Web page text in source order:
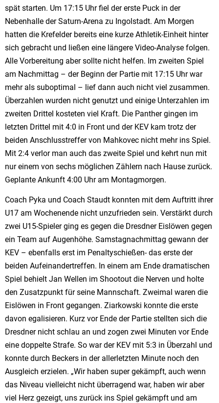
spät starten. Um 17:15 Uhr fiel der erste Puck in der
Nebenhalle der Saturn-Arena zu Ingolstadt. Am Morgen
hatten die Krefelder bereits eine kurze Athletik-Einheit hinter
sich gebracht und ließen eine längere Video-Analyse folgen.
Alle Vorbereitung aber sollte nicht helfen. Im zweiten Spiel
am Nachmittag – der Beginn der Partie mit 17:15 Uhr war
mehr als suboptimal – lief dann auch nicht viel zusammen.
Überzahlen wurden nicht genutzt und einige Unterzahlen im
zweiten Drittel kosteten viel Kraft. Die Panther gingen im
letzten Drittel mit 4:0 in Front und der KEV kam trotz der
beiden Anschlusstreffer von Mahkovec nicht mehr ins Spiel.
Mit 2:4 verlor man auch das zweite Spiel und kehrt nun mit
nur einem von sechs möglichen Zählern nach Hause zurück.
Geplante Ankunft 4:00 Uhr am Montagmorgen.
Coach Pyka und Coach Staudt konnten mit dem Auftritt ihrer
U17 am Wochenende nicht unzufrieden sein. Verstärkt durch
zwei U15-Spieler ging es gegen die Dresdner Eislöwen gegen
ein Team auf Augenhöhe. Samstagnachmittag gewann der
KEV – ebenfalls erst im Penaltyschießen- das erste der
beiden Aufeinandertreffen. In einem am Ende dramatischen
Spiel behielt Jan Wellen im Shootout die Nerven und holte
den Zusatzpunkt für seine Mannschaft. Zweimal waren die
Eislöwen in Front gegangen. Ziarkowski konnte die erste
davon egalisieren. Kurz vor Ende der Partie stellten sich die
Dresdner nicht schlau an und zogen zwei Minuten vor Ende
eine doppelte Strafe. So war der KEV mit 5:3 in Überzahl und
konnte durch Beckers in der allerletzten Minute noch den
Ausgleich erzielen. „Wir haben super gekämpft, auch wenn
das Niveau vielleicht nicht überragend war, haben wir aber
viel Herz gezeigt, uns zurück ins Spiel gekämpft und am